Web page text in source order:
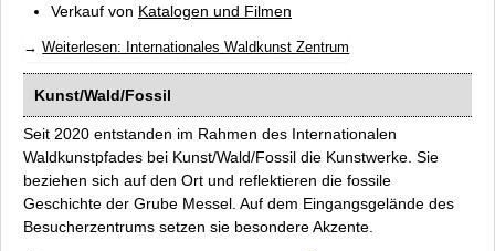
Verkauf von Katalogen und Filmen
Weiterlesen: Internationales Waldkunst Zentrum
Kunst/Wald/Fossil
Seit 2020 entstanden im Rahmen des Internationalen
Waldkunstpfades bei Kunst/Wald/Fossil die Kunstwerke. Sie
beziehen sich auf den Ort und reflektieren die fossile
Geschichte der Grube Messel. Auf dem Eingangsgelände des
Besucherzentrums setzen sie besondere Akzente.